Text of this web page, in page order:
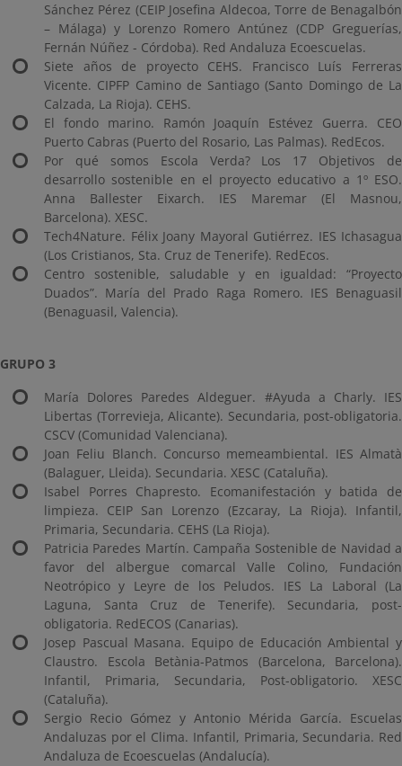
Sánchez Pérez (CEIP Josefina Aldecoa, Torre de Benagalbón
– Málaga) y Lorenzo Romero Antúnez (CDP Greguerías,
Fernán Núñez - Córdoba). Red Andaluza Ecoescuelas.
Siete años de proyecto CEHS. Francisco Luís Ferreras
Vicente. CIPFP Camino de Santiago (Santo Domingo de La
Calzada, La Rioja). CEHS.
El fondo marino. Ramón Joaquín Estévez Guerra. CEO
Puerto Cabras (Puerto del Rosario, Las Palmas). RedEcos.
Por qué somos Escola Verda? Los 17 Objetivos de
desarrollo sostenible en el proyecto educativo a 1º ESO.
Anna Ballester Eixarch. IES Maremar (El Masnou,
Barcelona). XESC.
Tech4Nature. Félix Joany Mayoral Gutiérrez. IES Ichasagua
(Los Cristianos, Sta. Cruz de Tenerife). RedEcos.
Centro sostenible, saludable y en igualdad: “Proyecto
Duados”. María del Prado Raga Romero. IES Benaguasil
(Benaguasil, Valencia).
GRUPO 3
María Dolores Paredes Aldeguer. #Ayuda a Charly. IES
Libertas (Torrevieja, Alicante). Secundaria, post-obligatoria.
CSCV (Comunidad Valenciana).
Joan Feliu Blanch. Concurso memeambiental. IES Almatà
(Balaguer, Lleida). Secundaria. XESC (Cataluña).
Isabel Porres Chapresto. Ecomanifestación y batida de
limpieza. CEIP San Lorenzo (Ezcaray, La Rioja). Infantil,
Primaria, Secundaria. CEHS (La Rioja).
Patricia Paredes Martín. Campaña Sostenible de Navidad a
favor del albergue comarcal Valle Colino, Fundación
Neotrópico y Leyre de los Peludos. IES La Laboral (La
Laguna, Santa Cruz de Tenerife). Secundaria, post-
obligatoria. RedECOS (Canarias).
Josep Pascual Masana. Equipo de Educación Ambiental y
Claustro. Escola Betània-Patmos (Barcelona, Barcelona).
Infantil, Primaria, Secundaria, Post-obligatorio. XESC
(Cataluña).
Sergio Recio Gómez y Antonio Mérida García. Escuelas
Andaluzas por el Clima. Infantil, Primaria, Secundaria. Red
Andaluza de Ecoescuelas (Andalucía).